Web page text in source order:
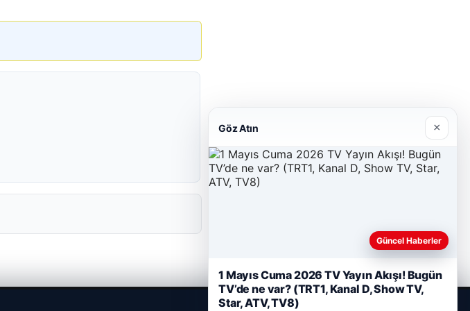
Göz Atın ×
Güncel Haberler
1 Mayıs Cuma 2026 TV Yayın Akışı! Bugün
TV’de ne var? (TRT1, Kanal D, Show TV,
Star, ATV, TV8)